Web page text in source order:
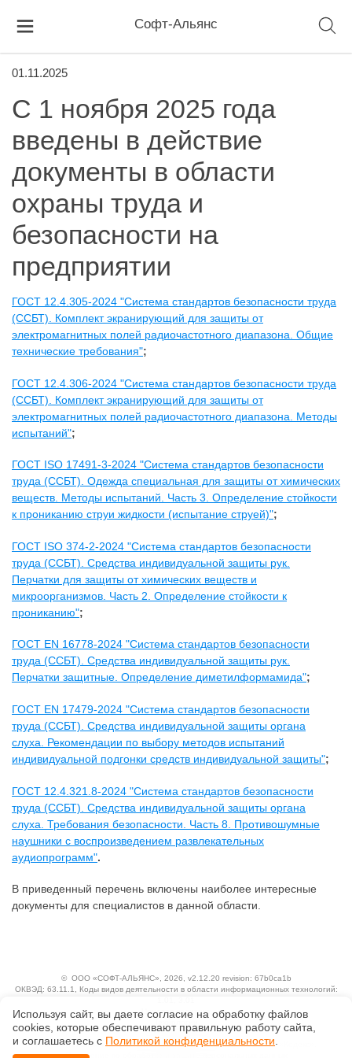
Софт-Альянс
01.11.2025
С 1 ноября 2025 года
введены в действие
документы в области
охраны труда и
безопасности на
предприятии
ГОСТ 12.4.305-2024 "Система стандартов безопасности труда
(ССБТ). Комплект экранирующий для защиты от
электромагнитных полей радиочастотного диапазона. Общие
технические требования";
ГОСТ 12.4.306-2024 "Система стандартов безопасности труда
(ССБТ). Комплект экранирующий для защиты от
электромагнитных полей радиочастотного диапазона. Методы
испытаний";
ГОСТ ISO 17491-3-2024 "Система стандартов безопасности
труда (ССБТ). Одежда специальная для защиты от химических
веществ. Методы испытаний. Часть 3. Определение стойкости
к прониканию струи жидкости (испытание струей)";
ГОСТ ISO 374-2-2024 "Система стандартов безопасности
труда (ССБТ). Средства индивидуальной защиты рук.
Перчатки для защиты от химических веществ и
микроорганизмов. Часть 2. Определение стойкости к
прониканию";
ГОСТ EN 16778-2024 "Система стандартов безопасности
труда (ССБТ). Средства индивидуальной защиты рук.
Перчатки защитные. Определение диметилформамида";
ГОСТ EN 17479-2024 "Система стандартов безопасности
труда (ССБТ). Средства индивидуальной защиты органа
слуха. Рекомендации по выбору методов испытаний
индивидуальной подгонки средств индивидуальной защиты";
ГОСТ 12.4.321.8-2024 "Система стандартов безопасности
труда (ССБТ). Средства индивидуальной защиты органа
слуха. Требования безопасности. Часть 8. Противошумные
наушники с воспроизведением развлекательных
аудиопрограмм".
В приведенный перечень включены наиболее интересные
документы для специалистов в данной области.
© ООО «СОФТ-АЛЬЯНС» , 2026, v2.12.20 revision: 67b0ca1b
ОКВЭД: 63.11.1, Коды видов деятельности в области информационных технологий:
Ценовая политика
Исключительные авторские и смежные права принадлежат АО «Кодекс».
Положение по обработке и защите персональных данных
Используя сайт, вы даете согласие на обработку файлов
сооkiеs, которые обеспечивают правильную работу сайта,
и соглашаетесь с Политикой конфиденциальности